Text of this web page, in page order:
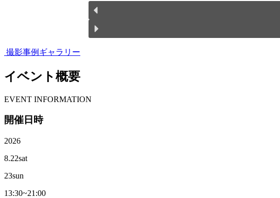
撮影事例ギャラリー
イベント概要
EVENT INFORMATION
開催日時
2026
8.22sat
23sun
13:30~21:00